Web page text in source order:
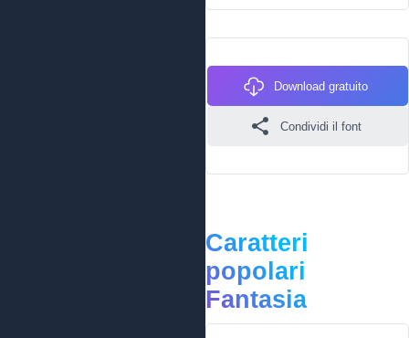
Download gratuito
Condividi il font
Caratteri
popolari
Fantasia